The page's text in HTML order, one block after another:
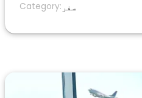
Category: سفر